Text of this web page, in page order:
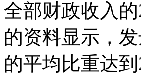
全部财政收入
的资料显示，
的平均比重达